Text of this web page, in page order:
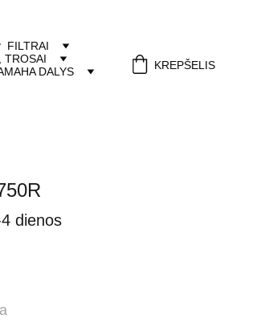
FILTRAI
TROSAI
DALYS
KREPŠELIS
dienos